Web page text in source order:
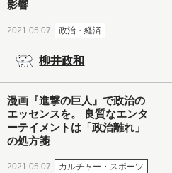
影響
2021.05.07 政治・経済
柳井政和
漫画『進撃の巨人』で政治の
エッセンスを。 良質なエンタ
ーテイメントは「政治離れ」
の処方箋
2021.05.07 カルチャー・スポーツ